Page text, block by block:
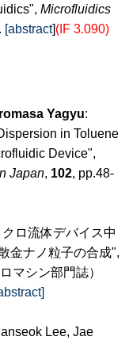
Microfluidics
[abstract](IF 3.090)
Yagyu:
in Toluene
Device",
Japan, 102, pp.48-
クロ流体デバイス中
金ナノ粒子の合成",
マシン部門誌）
Lee, Jae